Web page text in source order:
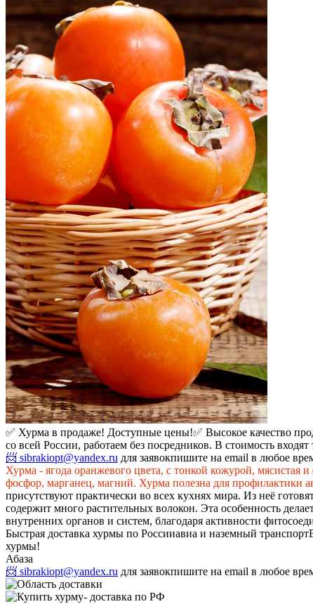
✅ Хурма в продаже! Доступные цены!✅ Высокое качество
со всей России, работаем без посредников. В стоимость
📨 sibrakiopt@yandex.ru для заявокпишите на email в любое
Хурма - ягода оранжевого цвета, с тонкой кожурой,
фосфор, марганец, магний. Хурма полезна для профилактики
присутствуют практически во всех кухнях мира. Из неё
содержит много растительных волокон. Эта особенность
внутренних органов и систем, благодаря активности
Быстрая доставка хурмы по Россииавиа и наземный транспорт
хурмы!
Абаза
📨 sibrakiopt@yandex.ru для заявокпишите на email в любое